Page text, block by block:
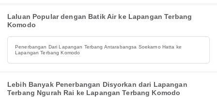
Laluan Popular dengan Batik Air ke Lapangan Terbang
Komodo
Penerbangan Dari Lapangan Terbang Antarabangsa Soekarno Hatta ke
Lapangan Terbang Komodo
Lebih Banyak Penerbangan Disyorkan dari Lapangan
Terbang Ngurah Rai ke Lapangan Terbang Komodo